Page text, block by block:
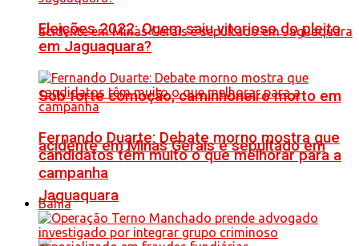
Sob forte comoção, caminhoneiro morto em
acidente em Minas Gerais é sepultado em
Jaguaquara
Eleições 2022: Quem saiu vitorioso do pleito
em Jaguaquara?
Fernando Duarte: Debate morno mostra que
candidatos têm muito o que melhorar para a
campanha
Bahia